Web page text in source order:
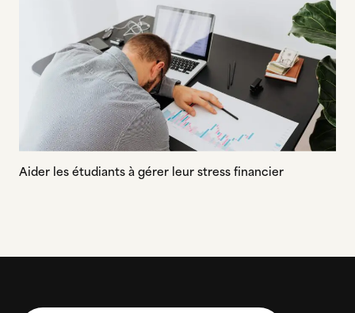
Aider les étudiants à gérer leur stress financier